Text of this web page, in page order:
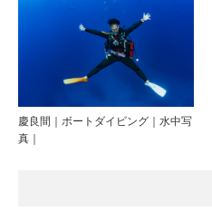
慶良間｜ボートダイビング｜水中写
真｜